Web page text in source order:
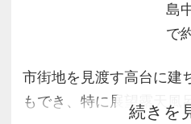
島
で
市街地を見渡す高台に建
もでき、特に展望露天風
続きを